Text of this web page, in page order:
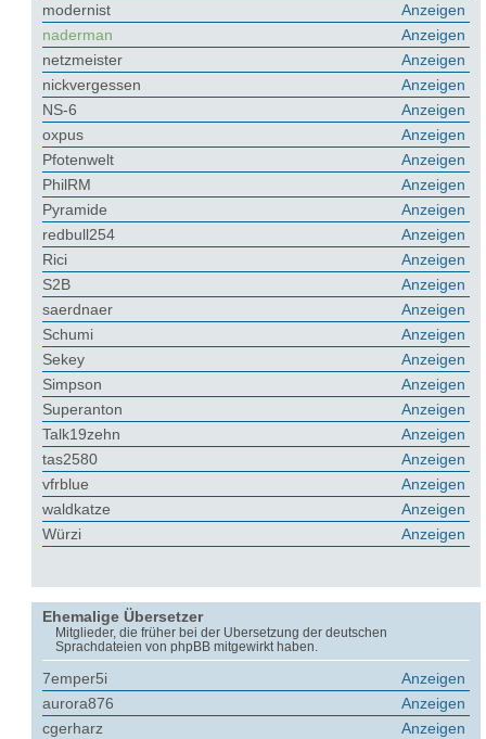
Anzeigen
modernist
Anzeigen
naderman
Anzeigen
netzmeister
Anzeigen
nickvergessen
Anzeigen
NS-6
Anzeigen
oxpus
Anzeigen
Pfotenwelt
Anzeigen
PhilRM
Anzeigen
Pyramide
Anzeigen
redbull254
Anzeigen
Rici
Anzeigen
S2B
Anzeigen
saerdnaer
Anzeigen
Schumi
Anzeigen
Sekey
Anzeigen
Simpson
Anzeigen
Superanton
Anzeigen
Talk19zehn
Anzeigen
tas2580
Anzeigen
vfrblue
Anzeigen
waldkatze
Anzeigen
Würzi
Ehemalige Übersetzer
Mitglieder, die früher bei der Übersetzung der deutschen
Sprachdateien von phpBB mitgewirkt haben.
Anzeigen
7emper5i
Anzeigen
aurora876
Anzeigen
cgerharz